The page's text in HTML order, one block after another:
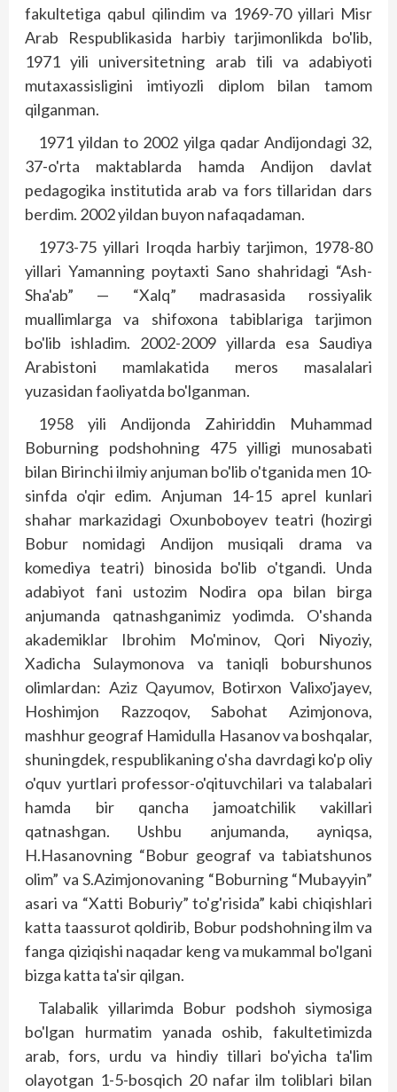
fakultetiga qabul qilindim va 1969-70 yillari Misr
Arab Respublikasida harbiy tarjimonlikda bo'lib,
1971 yili universitetning arab tili va adabiyoti
mutaxassisligini imtiyozli diplom bilan tamom
qilganman.
1971 yildan to 2002 yilga qadar Andijondagi 32,
37-o'rta maktablarda hamda Andijon davlat
pedagogika institutida arab va fors tillaridan dars
berdim. 2002 yildan buyon nafaqadaman.
1973-75 yillari Iroqda harbiy tarjimon, 1978-80
yillari Yamanning poytaxti Sano shahridagi “Ash-
Sha'ab” — “Xalq” madrasasida rossiyalik
muallimlarga va shifoxona tabiblariga tarjimon
bo'lib ishladim. 2002-2009 yillarda esa Saudiya
Arabistoni mamlakatida meros masalalari
yuzasidan faoliyatda bo'lganman.
1958 yili Andijonda Zahiriddin Muhammad
Boburning podshohning 475 yilligi munosabati
bilan Birinchi ilmiy anjuman bo'lib o'tganida men 10-
sinfda o'qir edim. Anjuman 14-15 aprel kunlari
shahar markazidagi Oxunboboyev teatri (hozirgi
Bobur nomidagi Andijon musiqali drama va
komediya teatri) binosida bo'lib o'tgandi. Unda
adabiyot fani ustozim Nodira opa bilan birga
anjumanda qatnashganimiz yodimda. O'shanda
akademiklar Ibrohim Mo'minov, Qori Niyoziy,
Xadicha Sulaymonova va taniqli boburshunos
olimlardan: Aziz Qayumov, Botirxon Valixo'jayev,
Hoshimjon Razzoqov, Sabohat Azimjonova,
mashhur geograf Hamidulla Hasanov va boshqalar,
shuningdek, respublikaning o'sha davrdagi ko'p oliy
o'quv yurtlari professor-o'qituvchilari va talabalari
hamda bir qancha jamoatchilik vakillari
qatnashgan. Ushbu anjumanda, ayniqsa,
H.Hasanovning “Bobur geograf va tabiatshunos
olim” va S.Azimjonovaning “Boburning “Mubayyin”
asari va “Xatti Boburiy” to'g'risida” kabi chiqishlari
katta taassurot qoldirib, Bobur podshohning ilm va
fanga qiziqishi naqadar keng va mukammal bo'lgani
bizga katta ta'sir qilgan.
Talabalik yillarimda Bobur podshoh siymosiga
bo'lgan hurmatim yanada oshib, fakultetimizda
arab, fors, urdu va hindiy tillari bo'yicha ta'lim
olayotgan 1-5-bosqich 20 nafar ilm toliblari bilan